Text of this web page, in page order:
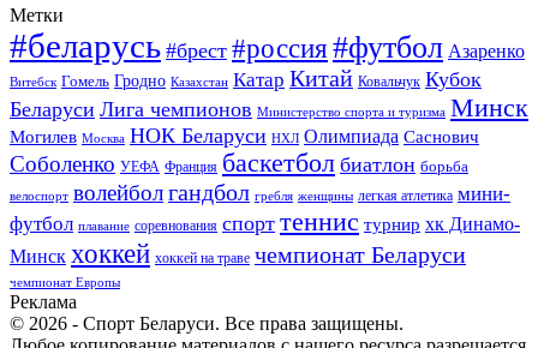
Метки
#беларусь #брест #россия#футбол Азаренко
Витебск Гомель Гродно Казахстан Катар Китай Ковальчук Кубок
Беларуси Лига чемпионов Министерство спорта и туризма Минск
Могилев Москва НОК Беларуси НХЛ Олимпиада Саснович
Соболенко УЕФА Франция баскетбол биатлон борьба
велоспорт волейболгандбол гребля женщины легкая атлетика мини-
футбол плавание соревнования спорт теннис турнир хк Динамо-
Минск хоккей хоккей на траве чемпионат Беларуси
чемпионат Европы
Реклама
© 2026 - Спорт Беларуси. Все права защищены.